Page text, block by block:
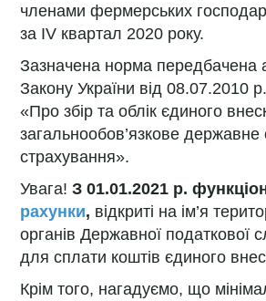
членами фермерських
за ІV квартал 2020 року.
Зазначена норма передбачена
Закону України від 08.07.2010
«Про збір та облік єдиного
загальнообов’язкове державне
страхування».
Увага!З 01.01.2021 р.
рахунки, відкриті на ім’я
органів Державної податкової
для сплати коштів єдиного
Крім того, нагадуємо, що